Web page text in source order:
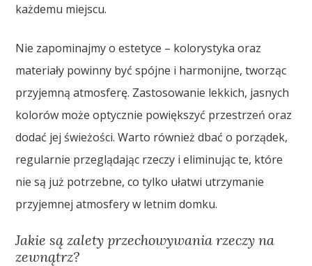
każdemu miejscu.
Nie zapominajmy o estetyce – kolorystyka oraz
materiały powinny być spójne i harmonijne, tworząc
przyjemną atmosferę. Zastosowanie lekkich, jasnych
kolorów może optycznie powiększyć przestrzeń oraz
dodać jej świeżości. Warto również dbać o porządek,
regularnie przeglądając rzeczy i eliminując te, które
nie są już potrzebne, co tylko ułatwi utrzymanie
przyjemnej atmosfery w letnim domku.
Jakie są zalety przechowywania rzeczy na
zewnątrz?